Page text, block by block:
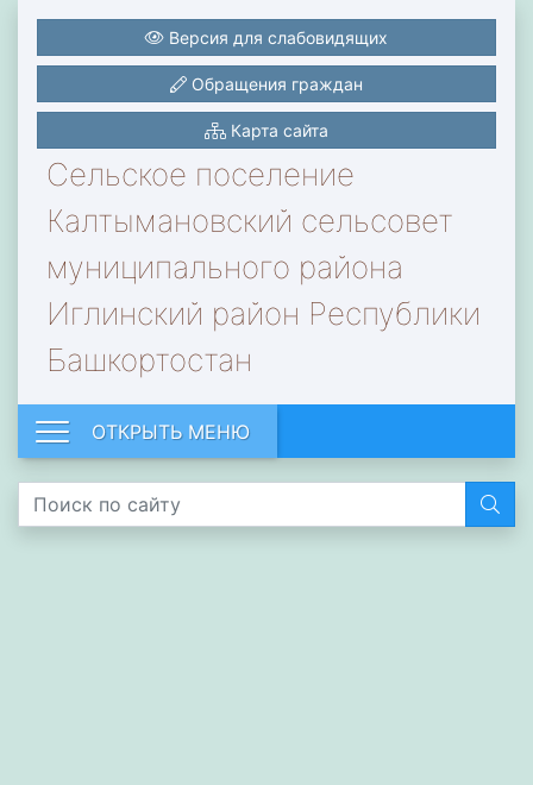
Сельское поселение
Калтымановский сельсовет
муниципального района
Иглинский район Республики
Башкортостан
Версия для слабовидящих
Обращения граждан
Карта сайта
ОТКРЫТЬ МЕНЮ